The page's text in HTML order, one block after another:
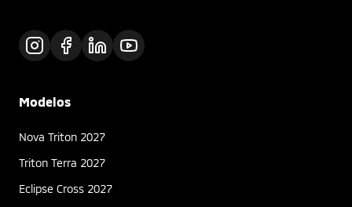
Modelos
Nova Triton 2027
Triton Terra 2027
Eclipse Cross 2027